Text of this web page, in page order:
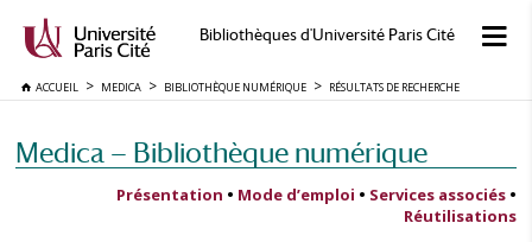
Bibliothèques d'Université Paris Cité
ACCUEIL MEDICA BIBLIOTHÈQUE NUMÉRIQUE RÉSULTATS DE RECHERCHE
Medica — Bibliothèque numérique
Présentation • Mode d’emploi • Services associés •
Réutilisations